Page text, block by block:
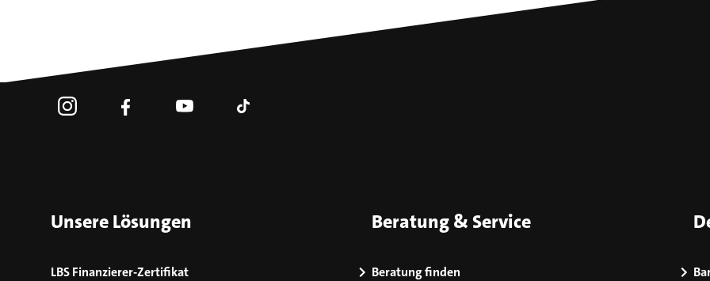
Unsere Lösungen
LBS Finanzierer-Zertifikat
Beratung & Service
Beratung finden